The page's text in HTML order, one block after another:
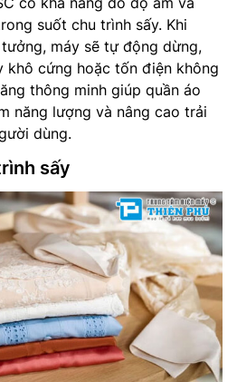
suốt chu trình sấy. Khi
máy sẽ tự động dừng,
khô cứng hoặc tốn điện không
thông minh giúp quần áo
năng lượng và nâng cao trải
dùng.
sấy